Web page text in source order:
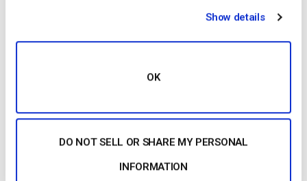
Show details
OK
DO NOT SELL OR SHARE MY PERSONAL
INFORMATION
Free 14-Day Trial
Get Started!
Start streaming immediately
No credit card required
10 GB of bandwidth